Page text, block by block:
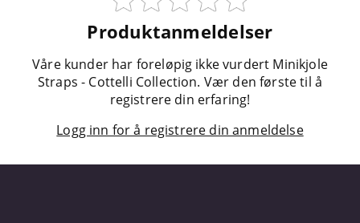
Produktanmeldelser
Våre kunder har foreløpig ikke vurdert Minikjole
Straps - Cottelli Collection. Vær den første til å
registrere din erfaring!
Logg inn for å registrere din anmeldelse